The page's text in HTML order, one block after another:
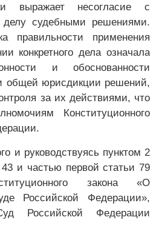
выражает несогласие с
судебными решениями.
правильности применения
конкретного дела означала
и обоснованности
общей юрисдикции решений,
за их действиями, что
Конституционного
и руководствуясь пунктом 2
и частью первой статьи 79
закона «О
Российской Федерации»,
Российской Федерации